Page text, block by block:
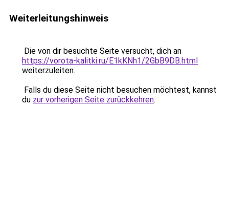
Weiterleitungshinweis
Die von dir besuchte Seite versucht, dich an
https://vorota-kalitki.ru/E1kKNh1/2GbB9DB.html
weiterzuleiten.
Falls du diese Seite nicht besuchen möchtest, kannst
du zur vorherigen Seite zurückkehren.